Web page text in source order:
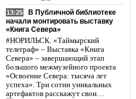
13:25
В Публичной библиотеке
начали монтировать выставку
«Книга Севера»
#НОРИЛЬСК. «Таймырский
телеграф» – Выставка «Книга
Севера» – завершающий этап
большого межмузейного проекта
«Освоение Севера: тысяча лет
успеха». Три сотни уникальных
артефактов расскажут свои…